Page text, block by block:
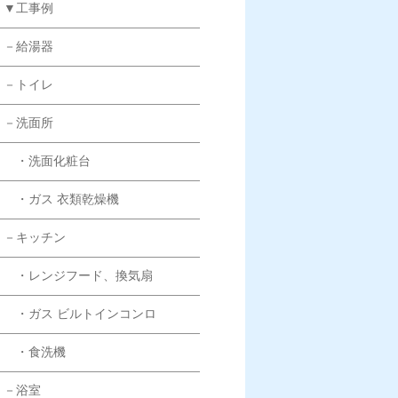
▼工事例
－給湯器
－トイレ
－洗面所
・洗面化粧台
・ガス 衣類乾燥機
－キッチン
・レンジフード、換気扇
・ガス ビルトインコンロ
・食洗機
－浴室